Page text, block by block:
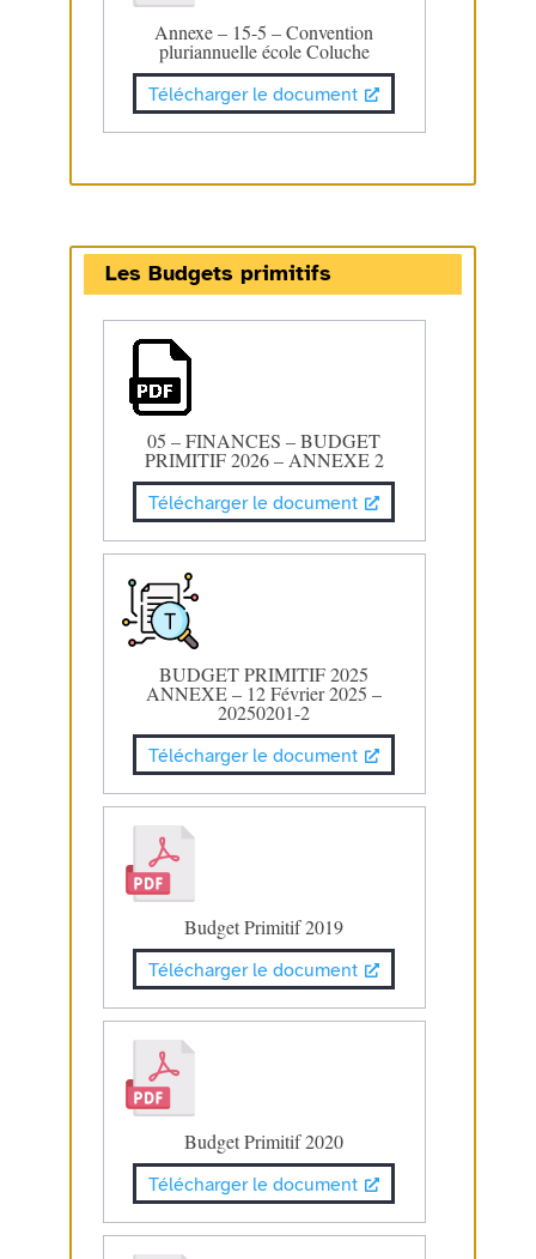
Annexe – 15-5 – Convention
pluriannuelle école Coluche
Télécharger le document
Les Budgets primitifs
05 – FINANCES – BUDGET
PRIMITIF 2026 – ANNEXE 2
Télécharger le document
BUDGET PRIMITIF 2025
ANNEXE – 12 Février 2025 –
20250201-2
Télécharger le document
Budget Primitif 2019
Télécharger le document
Budget Primitif 2020
Télécharger le document